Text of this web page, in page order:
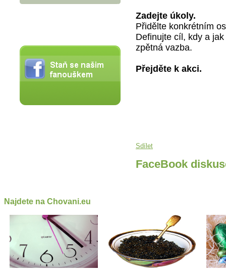
Zadejte úkoly.
Přidělte konkrétním
Definujte cíl, kdy a
zpětná vazba.
Přejděte k akci.
Sdílet
FaceBook
Najdete na Chovani.eu